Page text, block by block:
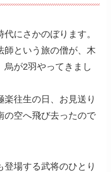
にさかのぼります。
師という旅の僧が、木
烏が2羽やってきまし
往生の日、お見送り
の空へ飛び去ったので
場する武将のひとり